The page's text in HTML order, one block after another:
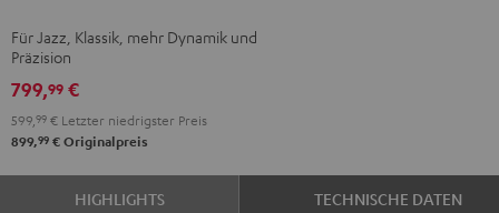
Für Jazz, Klassik, mehr Dynamik und
Präzision
799,99 €
599, 99 € Letzter niedrigster Preis
899,99 € Originalpreis
HIGHLIGHTS TECHNISCHE DATEN